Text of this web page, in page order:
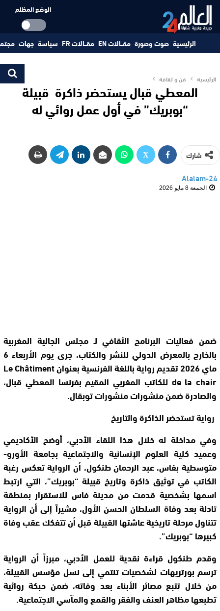
الوضع المظلم
الرئيسية صوت وصورة مقــالات EN مقــالات FR سياسة جهات
الرئيسية فن و ثقافة
المعطي قبال يستحضر ذاكرة قبيلة
“بوبريك” في أول عمل روائي له
شارك
Alalam-24
الجمعة 8 مايو 2026
ضمن فعاليات البرنامج الثقافي لـ مجلس الجالية المغربية
بالخارج بالمعرض الدولي للنشر والكتاب، جرى يوم الأربعاء 6
ماي 2026 تقديم رواية باللغة الفرنسية بعنوان Le Châtiment
de la chair للكاتب المغربي المقيم بفرنسا المعطي قبال،
والصادرة ضمن منشورات منشورات توبقال.
رواية تستحضر الذاكرة والتاريخ
وفي مداخلة له خلال هذا اللقاء الأدبي، أوضح الأكاديمي
وعميد كلية العلوم الإنسانية والاجتماعية بجامعة الأورو-
متوسطية بفاس، عبد الرحمان طنكول، أن الرواية تعكس رغبة
الكاتب في توثيق ذاكرة وتاريخ قبيلة “بوبريك”، التي ارتبط
اسمها بشخصية قدمت من مدينة فاس للاستقرار بمنطقة
تادلة بعد وفاة السلطان الحسن الأول، مشيراً إلى أن الرواية
تتناول مرحلة تاريخية عاشتها القبيلة قبل أن تتفكك عقب وفاة
كبيرها “بوبريك”.
وقدم طنكول قراءة نقدية للعمل الأدبي، مبرزاً أن الرواية
ترسم بورتريهات لشخصيات تنتمي إلى نسل مؤسس القبيلة،
من خلال تتبع مصائر الأبناء بعد وفاته، ضمن حبكة روائية
تطبعها مظاهر العنف والفقر والقمع والمآسي الاجتماعية.